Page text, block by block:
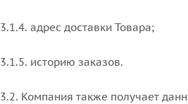
3.1.4. адрес доставки Товара;
3.1.5. историю заказов.
3.2. Компания также получает